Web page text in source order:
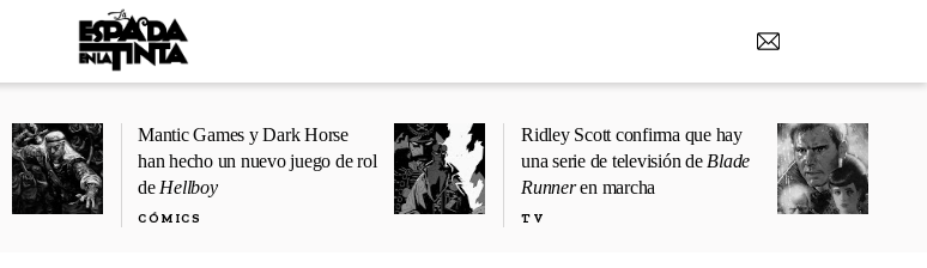
Mantic Games y Dark Horse
han hecho un nuevo juego de rol
de Hellboy
CÓMICS
Ridley Scott confirma que hay
una serie de televisión de Blade
Runneren marcha
TV